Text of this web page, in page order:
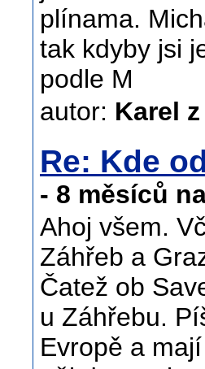
plínama.
tak kdyby jsi
podle M
autor: Karel
Re: Kde
- 8 měsíců
Ahoj všem.
Záhřeb a
Čatež ob
u Záhřebu.
Evropě a